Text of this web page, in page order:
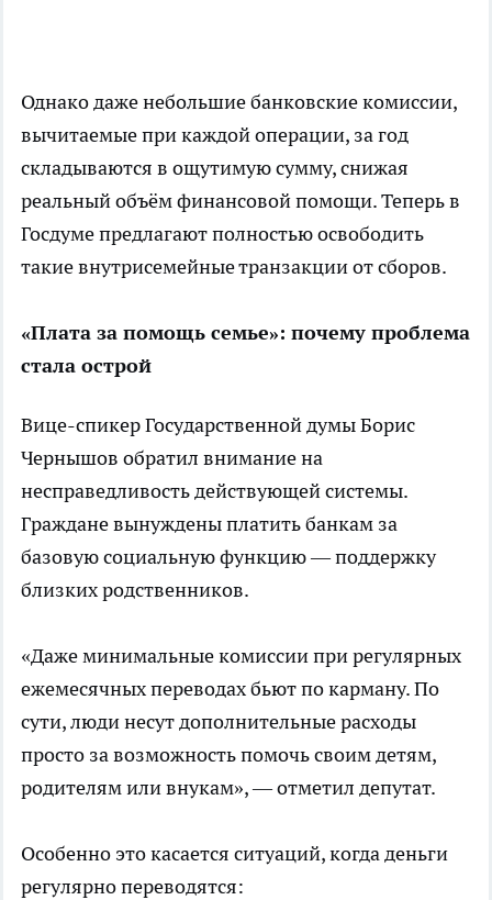
Однако даже небольшие банковские комиссии,
вычитаемые при каждой операции, за год
складываются в ощутимую сумму, снижая
реальный объём финансовой помощи. Теперь в
Госдуме предлагают полностью освободить
такие внутрисемейные транзакции от сборов.
«Плата за помощь семье»: почему проблема
стала острой
Вице-спикер Государственной думы Борис
Чернышов обратил внимание на
несправедливость действующей системы.
Граждане вынуждены платить банкам за
базовую социальную функцию — поддержку
близких родственников.
«Даже минимальные комиссии при регулярных
ежемесячных переводах бьют по карману. По
сути, люди несут дополнительные расходы
просто за возможность помочь своим детям,
родителям или внукам», — отметил депутат.
Особенно это касается ситуаций, когда деньги
регулярно переводятся: